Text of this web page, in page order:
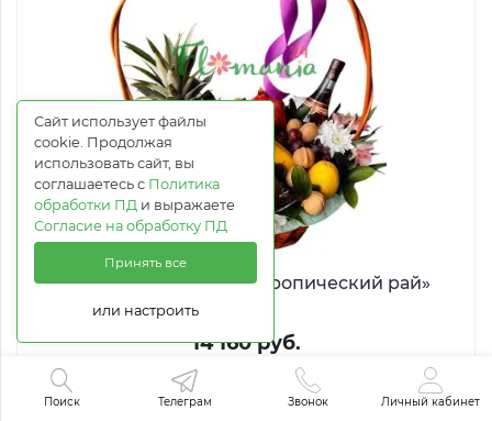
Фруктовая корзина «Тропический рай»
14 160 руб.
Купить в 1 клик
Поиск Телеграм Звонок Личный кабинет
Сайт использует файлы
cookie. Продолжая
использовать сайт, вы
соглашаетесь с Политика
обработки ПД и выражаете
Согласие на обработку ПД
Принять все
или настроить